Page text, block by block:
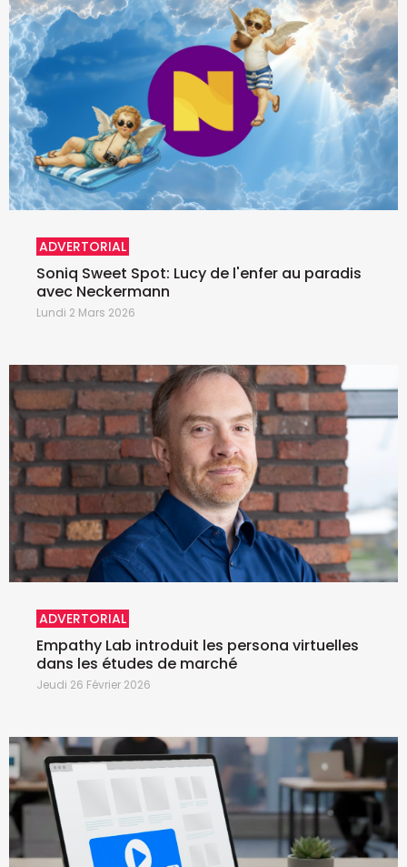
ADVERTORIAL
Soniq Sweet Spot: Lucy de l'enfer au paradis
avec Neckermann
Lundi 2 Mars 2026
ADVERTORIAL
Empathy Lab introduit les persona virtuelles
dans les études de marché
Jeudi 26 Février 2026